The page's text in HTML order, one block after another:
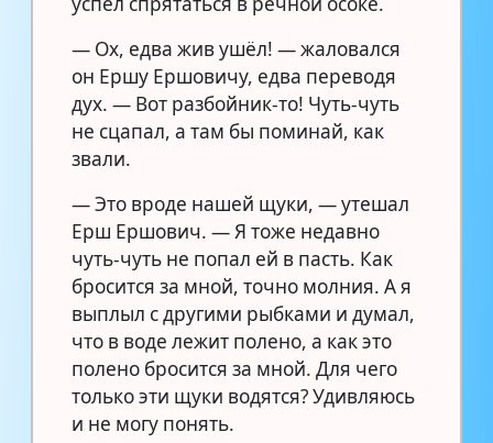
— Ох, едва жив ушёл! — жаловался
он Ершу Ершовичу, едва переводя
дух. — Вот разбойник-то! Чуть-чуть
не сцапал, а там бы поминай, как
звали.
— Это вроде нашей щуки, — утешал
Ерш Ершович. — Я тоже недавно
чуть-чуть не попал ей в пасть. Как
бросится за мной, точно молния. А я
выплыл с другими рыбками и думал,
что в воде лежит полено, а как это
полено бросится за мной. Для чего
только эти щуки водятся? Удивляюсь
и не могу понять.